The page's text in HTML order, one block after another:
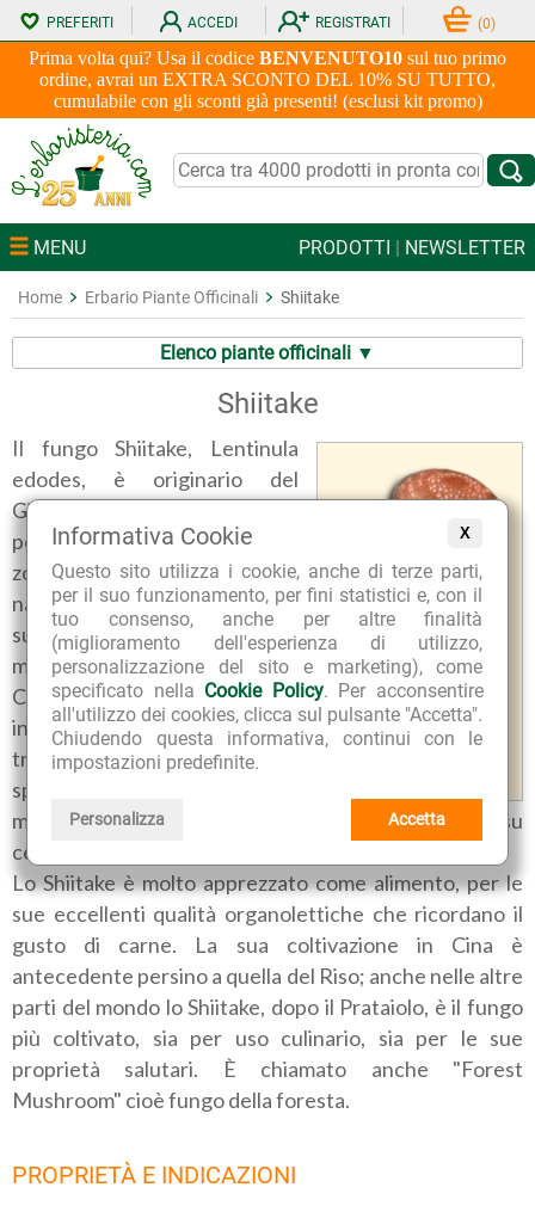
X
Informativa Cookie
Questo sito utilizza i cookie, anche di terze parti,
per il suo funzionamento, per fini statistici e, con il
tuo consenso, anche per altre finalità
(miglioramento dell'esperienza di utilizzo,
personalizzazione del sito e marketing), come
specificato nella Cookie Policy. Per acconsentire
all'utilizzo dei cookies, clicca sul pulsante "Accetta".
Chiudendo questa informativa, continui con le
impostazioni predefinite.
Personalizza Accetta
Prima volta qui? Usa il codice BENVENUTO10 sul tuo primo
ordine, avrai un EXTRA SCONTO DEL 10% SU TUTTO,
cumulabile con gli sconti già presenti! (esclusi kit promo)
PREFERITI ACCEDI REGISTRATI (0)
MENU PRODOTTI | NEWSLETTER
Home Erbario Piante Officinali Shiitake
Elenco piante officinali ▼
Shiitake
Il fungo Shiitake, Lentinula
edodes, è originario del
Giappone, della Cina, della
penisola Coreana e di altre
zone dell'Asia orientale; in
natura cresce in luoghi umidi
su ceppi o tronchi di alberi
morti, come Faggi, Querce,
Castagni, nel periodo
invernale e primaverile,
tramite la propagazione delle
spore. Oggi è coltivato per
mezzo dell'inoculazione con funghi in crescita attiva su
ceppi di piante.
Lo Shiitake è molto apprezzato come alimento, per le
sue eccellenti qualità organolettiche che ricordano il
gusto di carne. La sua coltivazione in Cina è
antecedente persino a quella del Riso; anche nelle altre
parti del mondo lo Shiitake, dopo il Prataiolo, è il fungo
più coltivato, sia per uso culinario, sia per le sue
proprietà salutari. È chiamato anche "Forest
Mushroom" cioè fungo della foresta.
PROPRIETÀ E INDICAZIONI